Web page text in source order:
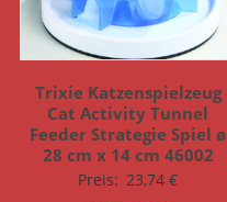
Trixie Katzenspielzeug
Cat Activity Tunnel
Feeder Strategie Spiel ø
28 cm x 14 cm 46002
Preis: 23,74€